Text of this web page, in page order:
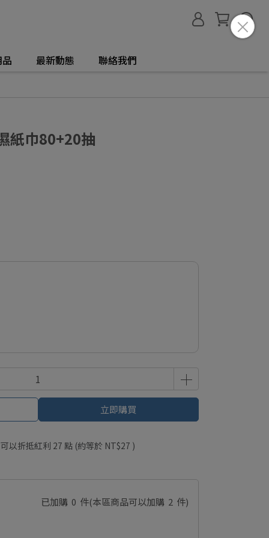
最新動態 聯絡我們
紙巾80+20抽
立即購買
以折抵紅利 27 點 (約等於 NT$27 )
已加購 0 件(本區商品可以加購 2 件)